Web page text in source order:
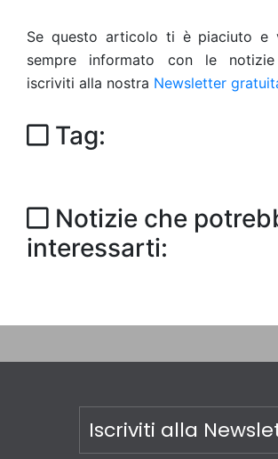
Se questo articolo ti è piaciuto e
sempre informato con le
iscriviti alla nostra Newsletter
Tag:
Notizie che
interessarti:
Iscriviti alla